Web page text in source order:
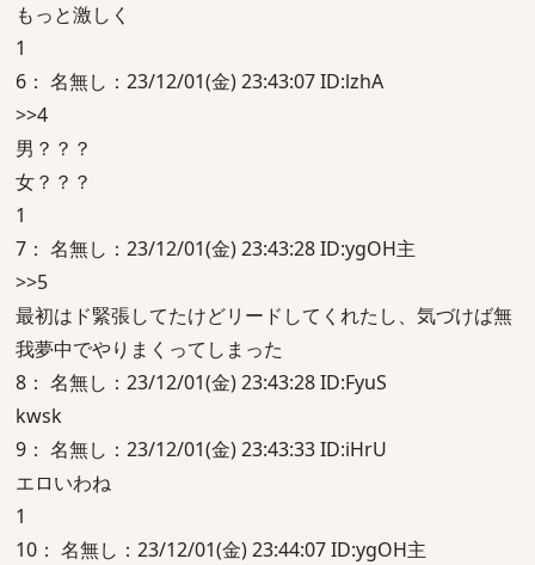
もっと激しく
1
6： 名無し：23/12/01(金) 23:43:07 ID:lzhA
>>4
男？？？
女？？？
1
7： 名無し：23/12/01(金) 23:43:28 ID:ygOH主
>>5
最初はド緊張してたけどリードしてくれたし、気づけば無
我夢中でやりまくってしまった
8： 名無し：23/12/01(金) 23:43:28 ID:FyuS
kwsk
9： 名無し：23/12/01(金) 23:43:33 ID:iHrU
エロいわね
1
10： 名無し：23/12/01(金) 23:44:07 ID:ygOH主